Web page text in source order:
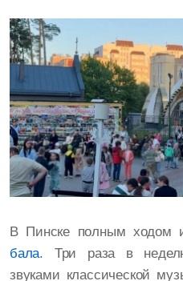
В Пинске полным ходом
бала. Три раза в
звуками классической